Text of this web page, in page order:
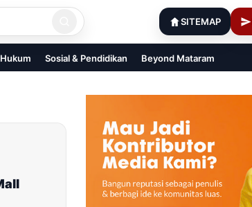
SITEMAP
Sosial & Pendidikan Beyond Mataram